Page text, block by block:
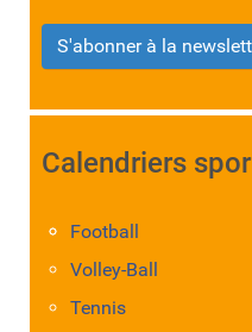
S'abonner à la
Calendriers
Football
Volley-Ball
Tennis